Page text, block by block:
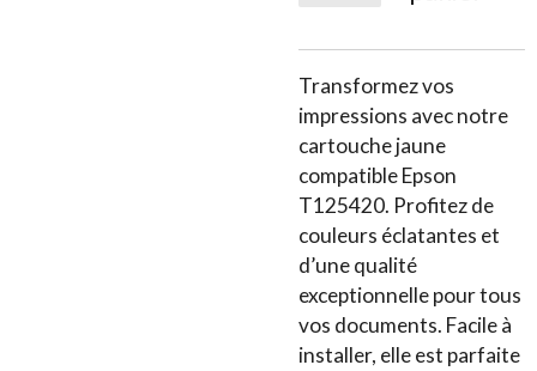
Transformez vos
impressions avec notre
cartouche jaune
compatible Epson
T125420. Profitez de
couleurs éclatantes et
d’une qualité
exceptionnelle pour tous
vos documents. Facile à
installer, elle est parfaite